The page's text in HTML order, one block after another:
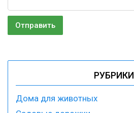
РУБРИКИ
Дома для животных